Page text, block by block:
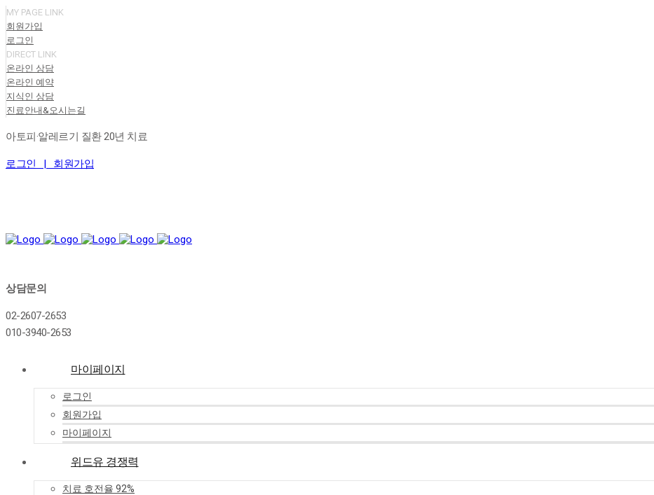
MY PAGE LINK
회원가입
로그인
DIRECT LINK
온라인 상담
온라인 예약
지식인 상담
진료안내&오시는길
아토피·알레르기 질환 20년 치료
로그인 | 회원가입
상담문의
02-2607-2653
010-3940-2653
마이페이지
로그인
회원가입
마이페이지
위드유 경쟁력
치료 호전율 92%